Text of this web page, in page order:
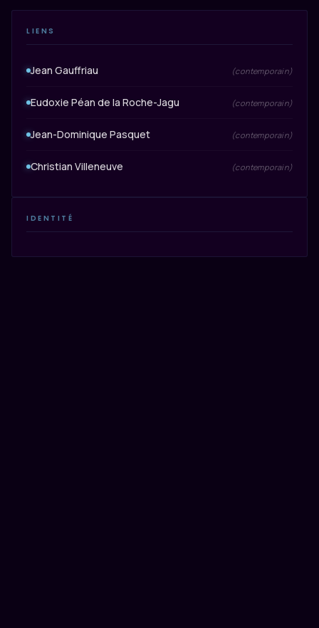
LIENS
Jean Gauffriau (contemporain)
Eudoxie Péan de la Roche-Jagu (contemporain)
Jean-Dominique Pasquet (contemporain)
Christian Villeneuve (contemporain)
IDENTITÉ